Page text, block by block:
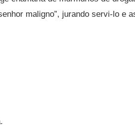
maligno”, jurando servi-lo e